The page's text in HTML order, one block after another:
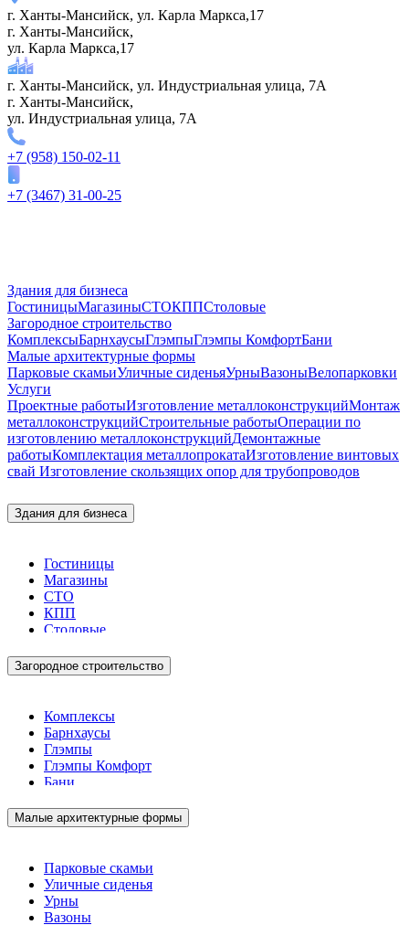
г. Ханты-Мансийск, ул. Карла Маркса,17
г. Ханты-Мансийск,
ул. Карла Маркса,17
г. Ханты-Мансийск, ул. Индустриальная улица, 7А
г. Ханты-Мансийск,
ул. Индустриальная улица, 7А
+7 (958) 150-02-11
+7 (3467) 31-00-25
Здания для бизнеса
ГостиницыМагазиныСТОКППСтоловые
Загородное строительство
КомплексыБарнхаусыГлэмпыГлэмпы КомфортБани
Малые архитектурные формы
Парковые скамьиУличные сиденьяУрныВазоныВелопарковки
Услуги
Проектные работыИзготовление металлоконструкцийМонтаж
металлоконструкцийСтроительные работыОперации по
изготовлению металлоконструкцийДемонтажные
работыКомплектация металлопрокатаИзготовление винтовых
свай Изготовление скользящих опор для трубопроводов
Здания для бизнеса
Гостиницы
Магазины
СТО
КПП
Столовые
Загородное строительство
Комплексы
Барнхаусы
Глэмпы
Глэмпы Комфорт
Бани
Малые архитектурные формы
Парковые скамьи
Уличные сиденья
Урны
Вазоны